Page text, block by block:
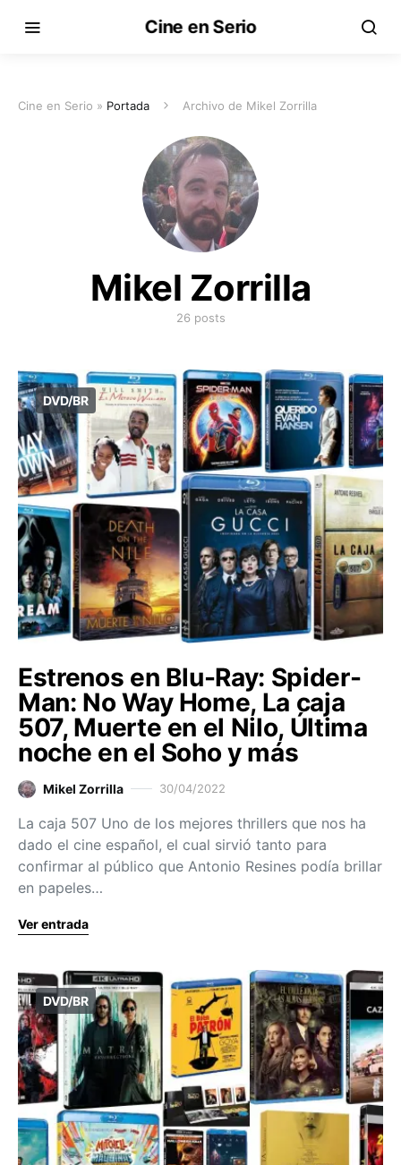
Cine en Serio
Cine en Serio » Portada Archivo de Mikel Zorrilla
Mikel Zorrilla
26 posts
DVD/BR
Estrenos en Blu-Ray: Spider-
Man: No Way Home, La caja
507, Muerte en el Nilo, Última
noche en el Soho y más
Mikel Zorrilla 30/04/2022
La caja 507 Uno de los mejores thrillers que nos ha
dado el cine español, el cual sirvió tanto para
confirmar al público que Antonio Resines podía brillar
en papeles…
Ver entrada
DVD/BR